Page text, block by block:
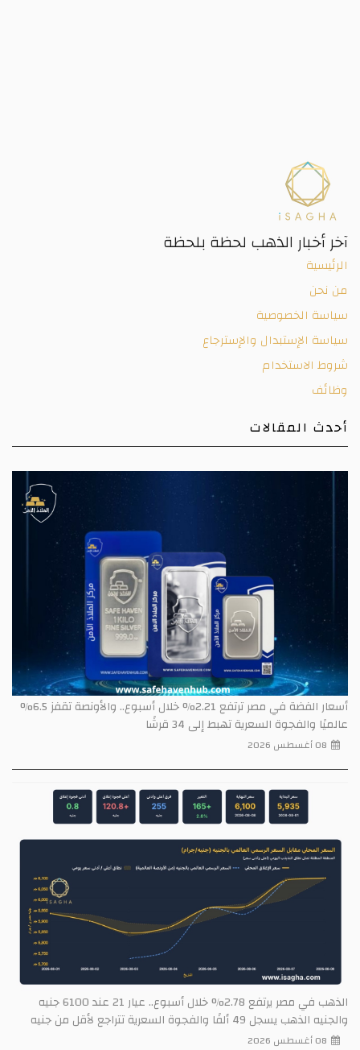
آخر أخبار الذهب لحظة بلحظة
الرئيسية
من نحن
سياسة الخصوصية
سياسة الإستبدال والإسترجاع
شروط الاستخدام
وظائف
أحدث المقالات
أسعار الفضة في مصر ترتفع 2.21% خلال أسبوع.. والأونصة تقفز 6.5%
عالميًا والفجوة السعرية تهبط إلى 34 قرشًا
08 أغسطس 2026
الذهب في مصر يرتفع 2.78% خلال أسبوع.. عيار 21 عند 6100 جنيه
والجنيه الذهب يسجل 49 ألفًا والفجوة السعرية تتراجع لأقل من جنيه
08 أغسطس 2026